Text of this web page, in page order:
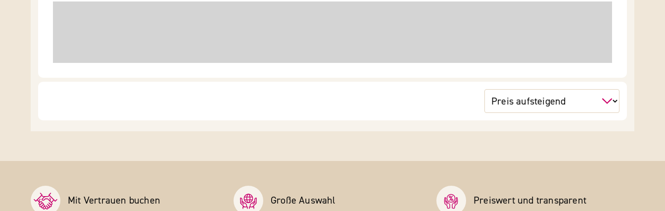
Mit Vertrauen buchen Große Auswahl Preiswert und transparent